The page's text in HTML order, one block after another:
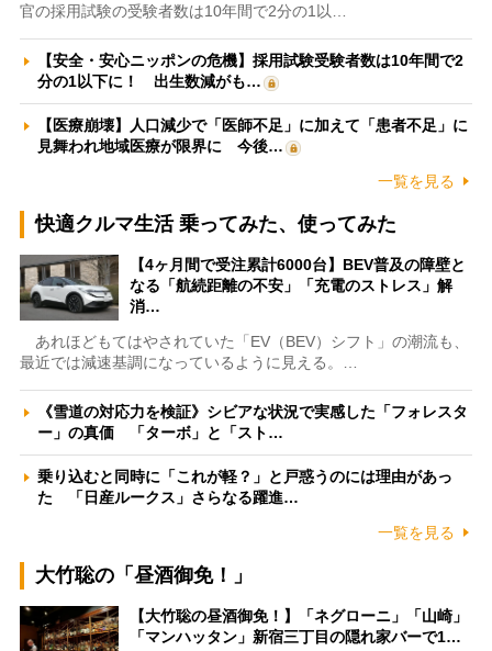
官の採用試験の受験者数は10年間で2分の1以…
【安全・安心ニッポンの危機】採用試験受験者数は10年間で2
分の1以下に！ 出生数減がも…
【医療崩壊】人口減少で「医師不足」に加えて「患者不足」に
見舞われ地域医療が限界に 今後…
一覧を見る
快適クルマ生活 乗ってみた、使ってみた
【4ヶ月間で受注累計6000台】BEV普及の障壁と
なる「航続距離の不安」「充電のストレス」解
消…
あれほどもてはやされていた「EV（BEV）シフト」の潮流も、
最近では減速基調になっているように見える。…
《雪道の対応力を検証》シビアな状況で実感した「フォレスタ
ー」の真価 「ターボ」と「スト…
乗り込むと同時に「これが軽？」と戸惑うのには理由があっ
た 「日産ルークス」さらなる躍進…
一覧を見る
大竹聡の「昼酒御免！」
【大竹聡の昼酒御免！】「ネグローニ」「山崎」
「マンハッタン」新宿三丁目の隠れ家バーで1…